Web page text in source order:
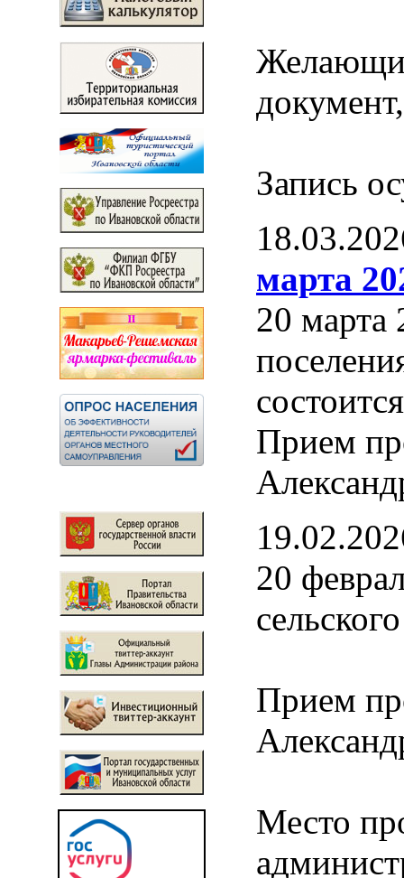
Запись
марта
20 марта
Прием
20
Прием
Место